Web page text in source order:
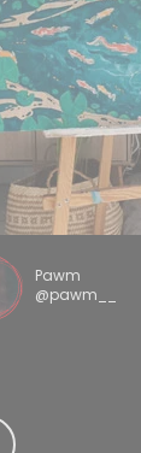
Pawm
@pawm__